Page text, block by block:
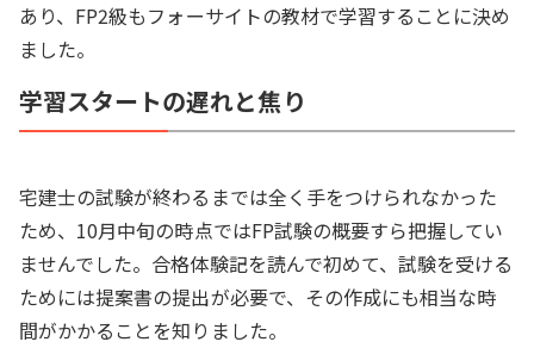
あり、FP2級もフォーサイトの教材で学習することに決め
ました。
学習スタートの遅れと焦り
宅建士の試験が終わるまでは全く手をつけられなかった
ため、10月中旬の時点ではFP試験の概要すら把握してい
ませんでした。合格体験記を読んで初めて、試験を受ける
ためには提案書の提出が必要で、その作成にも相当な時
間がかかることを知りました。